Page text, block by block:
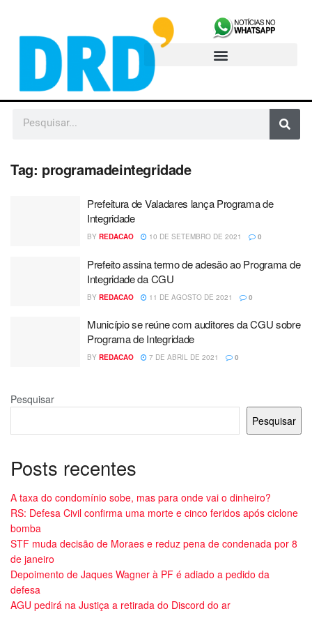
Tag: programadeintegridade
Prefeitura de Valadares lança Programa de
Integridade
BY REDACAO 10 DE SETEMBRO DE 2021 0
Prefeito assina termo de adesão ao Programa de
Integridade da CGU
BY REDACAO 11 DE AGOSTO DE 2021 0
Município se reúne com auditores da CGU sobre
Programa de Integridade
BY REDACAO 7 DE ABRIL DE 2021 0
Pesquisar
Pesquisar
Posts recentes
A taxa do condomínio sobe, mas para onde vai o dinheiro?
RS: Defesa Civil confirma uma morte e cinco feridos após ciclone
bomba
STF muda decisão de Moraes e reduz pena de condenada por 8
de janeiro
Depoimento de Jaques Wagner à PF é adiado a pedido da
defesa
AGU pedirá na Justiça a retirada do Discord do ar